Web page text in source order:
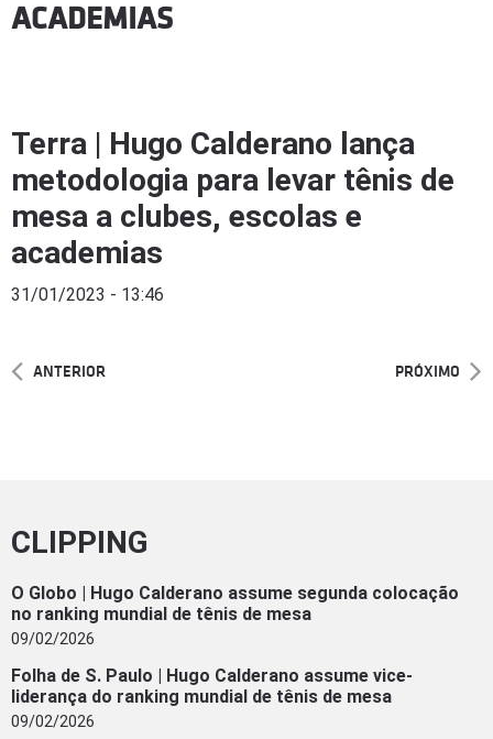
ACADEMIAS
Terra | Hugo Calderano lança
metodologia para levar tênis de
mesa a clubes, escolas e
academias
31/01/2023 - 13:46
ANTERIOR PRÓXIMO
CLIPPING
O Globo | Hugo Calderano assume segunda colocação
no ranking mundial de tênis de mesa
09/02/2026
Folha de S. Paulo | Hugo Calderano assume vice-
liderança do ranking mundial de tênis de mesa
09/02/2026